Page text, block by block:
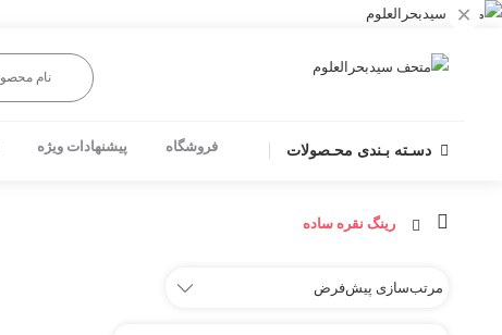
×
دسـته بـندی محـصولات فروشگاه پیشنهادات ویژه
رینگ نقره ساده